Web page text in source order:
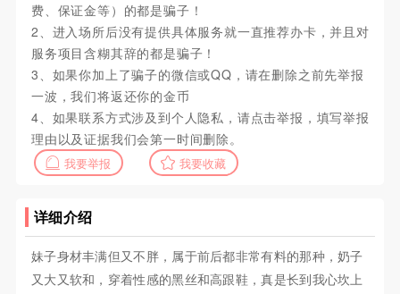
费、保证金等）的都是骗子！
2、进入场所后没有提供具体服务就一直推荐办卡，并且对
服务项目含糊其辞的都是骗子！
3、如果你加上了骗子的微信或QQ，请在删除之前先举报
一波，我们将返还你的金币
4、如果联系方式涉及到个人隐私，请点击举报，填写举报
理由以及证据我们会第一时间删除。
我要举报 我要收藏
详细介绍
妹子身材丰满但又不胖，属于前后都非常有料的那种，奶子
又大又软和，穿着性感的黑丝和高跟鞋，真是长到我心坎上